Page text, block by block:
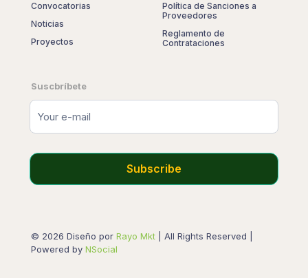
Convocatorias
Noticias
Proyectos
Política de Sanciones a
Proveedores
Reglamento de
Contrataciones
Suscbríbete
© 2026 Diseño por Rayo Mkt | All Rights Reserved |
Powered by NSocial